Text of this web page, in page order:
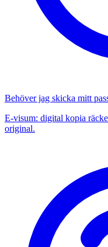
Behöver jag skicka mitt
E-visum: digital kopia
original.